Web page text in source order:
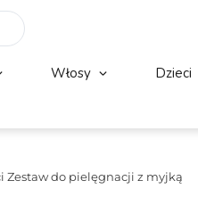
Włosy Dzieci
Zestaw do pielęgnacji z myjką